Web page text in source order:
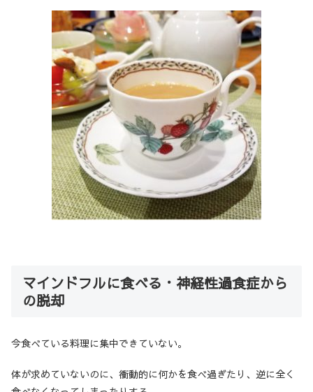
マインドフルに食べる・神経性過食症から
の脱却
今食べている料理に集中できていない。
体が求めていないのに、衝動的に何かを食べ過ぎたり、逆に全く